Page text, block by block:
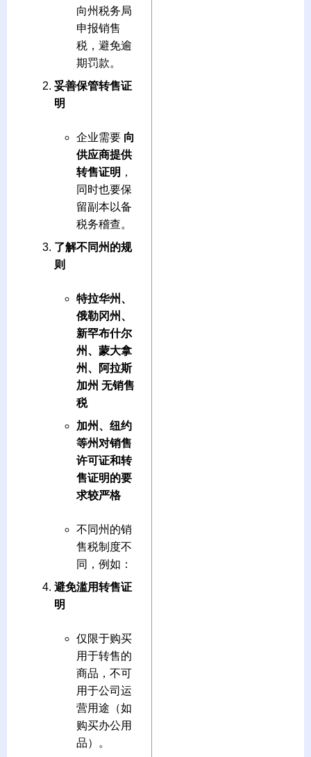
向州税务局
申报销售
税，避免逾
期罚款。
妥善保管转售证
明
企业需要 向
供应商提供
转售证明 ，
同时也要保
留副本以备
税务稽查。
了解不同州的规
则
特拉华州、
俄勒冈州、
新罕布什尔
州、蒙大拿
州、阿拉斯
加州 无销售
税
加州、纽约
等州对销售
许可证和转
售证明的要
求较严格
不同州的销
售税制度不
同，例如：
避免滥用转售证
明
仅限于购买
用于转售的
商品，不可
用于公司运
营用途（如
购买办公用
品）。